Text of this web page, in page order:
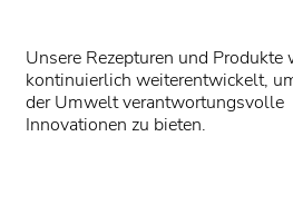
Unsere Rezepturen und Produkte
kontinuierlich weiterentwickelt,
der Umwelt verantwortungsvolle
Innovationen zu bieten.